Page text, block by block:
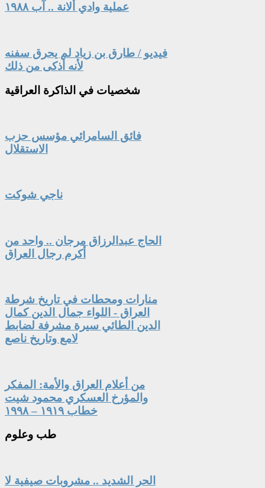
عملية وادي ألانة .. آب ١٩٨٨
فيديو / طارق بن زياد لم يحرق سفنه
لأنه أذكى من ذلك
شخصيات في الذاكرة العراقية
فائق السامرائي مؤسس حزب
الاستقلال
ناجي شوكت
الحاج عبدالرزاق مرجان .. واحد من
أكرم رجال العراق
منارات ومحطات في تاريخ شرطة
العراق - اللواء جمال الدين كمال
الدين الطائي سيرة مشرفة لضابط
لامع وتاريخ ناصع
من أعلام العراق والأمة: المفكر
والمؤرخ العسكري محمود شيت
خطاب ١٩١٩ – ١٩٩٨
طب وعلوم
الحر الشديد .. مشروبات صيفية لا